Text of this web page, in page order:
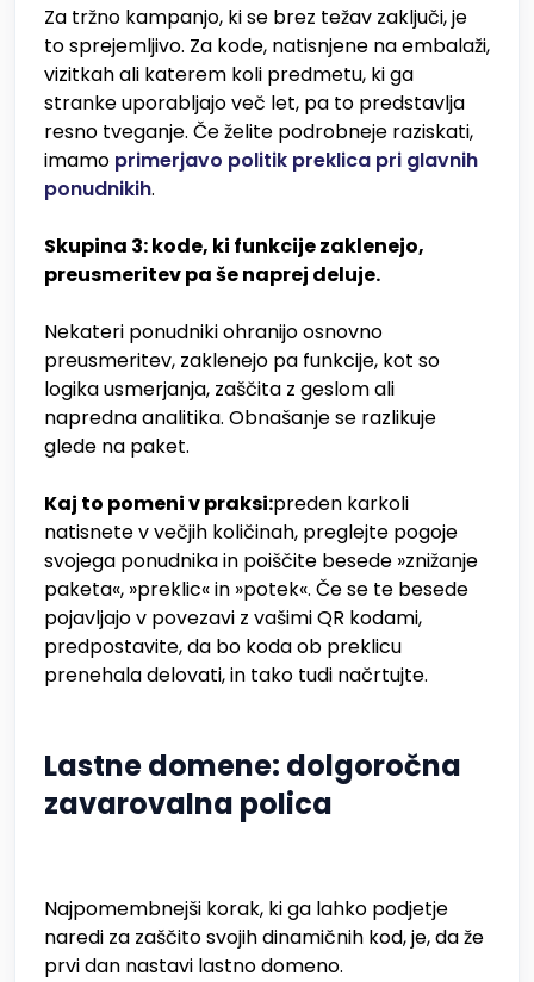
Za tržno kampanjo, ki se brez težav zaključi, je
to sprejemljivo. Za kode, natisnjene na embalaži,
vizitkah ali katerem koli predmetu, ki ga
stranke uporabljajo več let, pa to predstavlja
resno tveganje. Če želite podrobneje raziskati,
imamo primerjavo politik preklica pri glavnih
ponudnikih.
Skupina 3: kode, ki funkcije zaklenejo,
preusmeritev pa še naprej deluje.
Nekateri ponudniki ohranijo osnovno
preusmeritev, zaklenejo pa funkcije, kot so
logika usmerjanja, zaščita z geslom ali
napredna analitika. Obnašanje se razlikuje
glede na paket.
Kaj to pomeni v praksi:preden karkoli
natisnete v večjih količinah, preglejte pogoje
svojega ponudnika in poiščite besede »znižanje
paketa«, »preklic« in »potek«. Če se te besede
pojavljajo v povezavi z vašimi QR kodami,
predpostavite, da bo koda ob preklicu
prenehala delovati, in tako tudi načrtujte.
Lastne domene: dolgoročna
zavarovalna polica
Najpomembnejši korak, ki ga lahko podjetje
naredi za zaščito svojih dinamičnih kod, je, da že
prvi dan nastavi lastno domeno.